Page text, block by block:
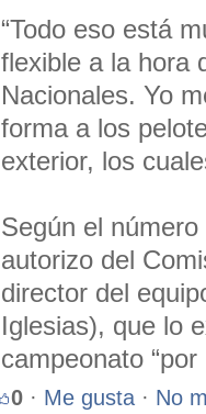
“Todo eso está
flexible a la hora
Nacionales. Yo
forma a los
exterior, los
Según el número
autorizo del
director del
Iglesias), que lo
campeonato
0 · Me gusta · No